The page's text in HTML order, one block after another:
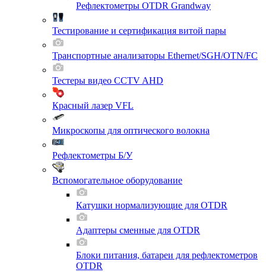
Рефлектометры OTDR Grandway
Тестирование и сертификация витой пары
Транспортные анализаторы Ethernet/SGH/OTN/FC
Тестеры видео CCTV AHD
Красный лазер VFL
Микроскопы для оптического волокна
Рефлектометры Б/У
Вспомогательное оборудование
Катушки нормализующие для OTDR
Адаптеры сменные для OTDR
Блоки питания, батареи для рефлектометров
OTDR